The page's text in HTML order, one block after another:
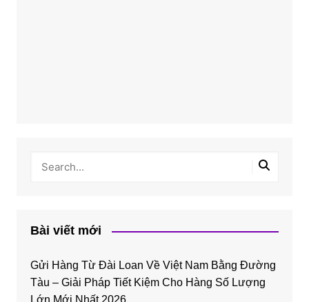
Bài viết mới
Gửi Hàng Từ Đài Loan Về Việt Nam Bằng Đường
Tàu – Giải Pháp Tiết Kiệm Cho Hàng Số Lượng